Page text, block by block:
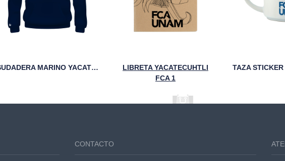
SUDADERA MARINO YACATECUHTLI FCA UNAM
LIBRETA YACATECUHTLI
FCA 1
CONTACTO